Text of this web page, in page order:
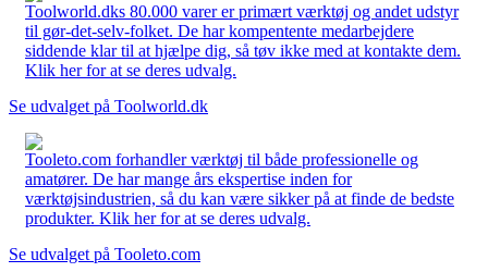
Toolworld.dks 80.000 varer er primært værktøj og andet udstyr
til gør-det-selv-folket. De har kompentente medarbejdere
siddende klar til at hjælpe dig, så tøv ikke med at kontakte dem.
Klik her for at se deres udvalg.
Se udvalget på Toolworld.dk
Tooleto.com forhandler værktøj til både professionelle og
amatører. De har mange års ekspertise inden for
værktøjsindustrien, så du kan være sikker på at finde de bedste
produkter. Klik her for at se deres udvalg.
Se udvalget på Tooleto.com